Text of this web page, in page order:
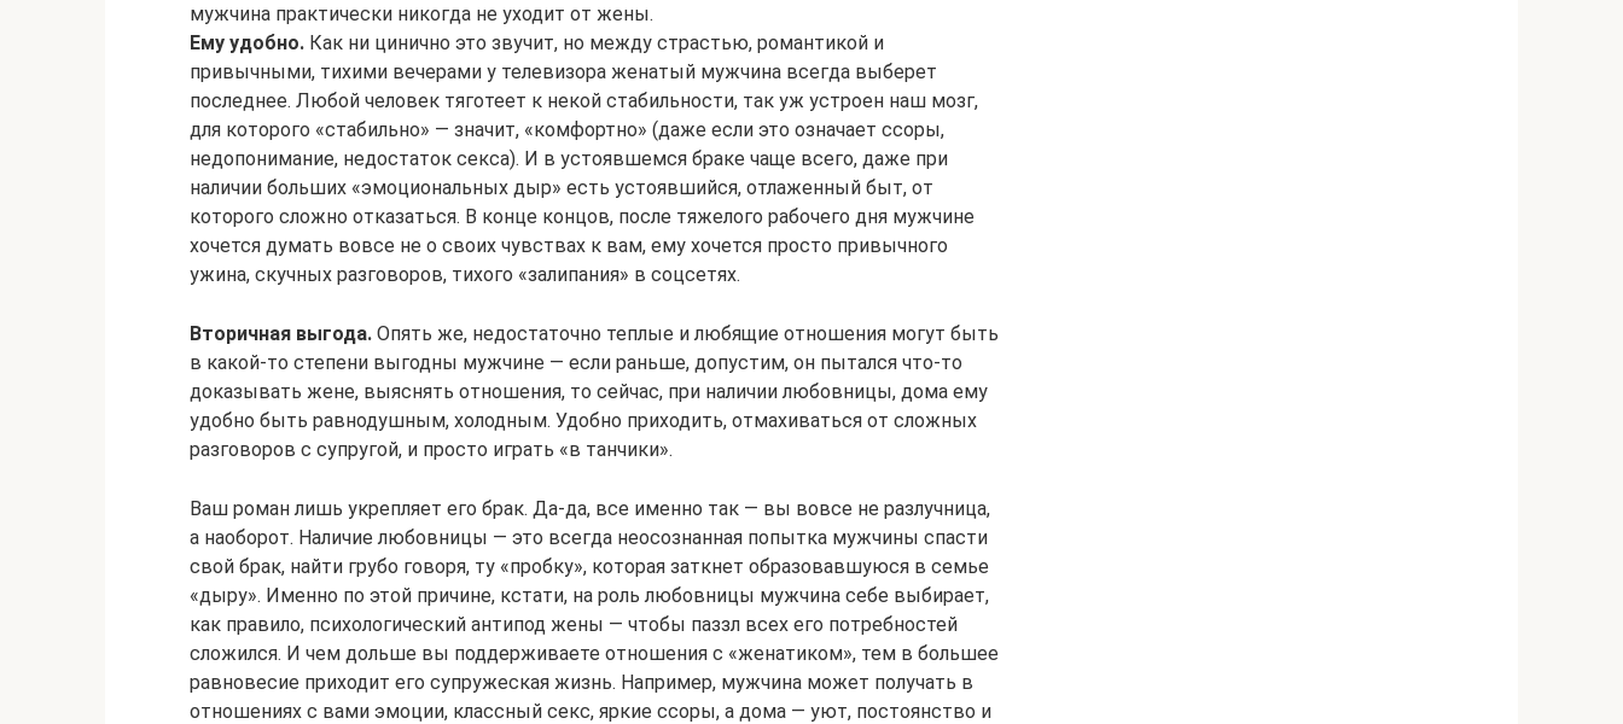
мужчина практически никогда не уходит от жены.
Ему удобно. Как ни цинично это звучит, но между страстью, романтикой и
привычными, тихими вечерами у телевизора женатый мужчина всегда выберет
последнее. Любой человек тяготеет к некой стабильности, так уж устроен наш мозг,
для которого «стабильно» — значит, «комфортно» (даже если это означает ссоры,
недопонимание, недостаток секса). И в устоявшемся браке чаще всего, даже при
наличии больших «эмоциональных дыр» есть устоявшийся, отлаженный быт, от
которого сложно отказаться. В конце концов, после тяжелого рабочего дня мужчине
хочется думать вовсе не о своих чувствах к вам, ему хочется просто привычного
ужина, скучных разговоров, тихого «залипания» в соцсетях.
Вторичная выгода. Опять же, недостаточно теплые и любящие отношения могут быть
в какой-то степени выгодны мужчине — если раньше, допустим, он пытался что-то
доказывать жене, выяснять отношения, то сейчас, при наличии любовницы, дома ему
удобно быть равнодушным, холодным. Удобно приходить, отмахиваться от сложных
разговоров с супругой, и просто играть «в танчики».
Ваш роман лишь укрепляет его брак. Да-да, все именно так — вы вовсе не разлучница,
а наоборот. Наличие любовницы — это всегда неосознанная попытка мужчины спасти
свой брак, найти грубо говоря, ту «пробку», которая заткнет образовавшуюся в семье
«дыру». Именно по этой причине, кстати, на роль любовницы мужчина себе выбирает,
как правило, психологический антипод жены — чтобы паззл всех его потребностей
сложился. И чем дольше вы поддерживаете отношения с «женатиком», тем в большее
равновесие приходит его супружеская жизнь. Например, мужчина может получать в
отношениях с вами эмоции, классный секс, яркие ссоры, а дома — уют, постоянство и